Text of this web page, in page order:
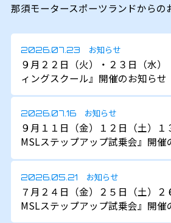
那須モータースポーツランドからの
2026.07.23 お知らせ
９月２２日（火）・２３日（水）
ィングスクール』開催のお知らせ
2026.07.16 お知らせ
９月１１日（金）１２日（土）
MSLステップアップ試乗会』開催
2026.05.21 お知らせ
７月２４日（金）２５日（土）
MSLステップアップ試乗会』開催